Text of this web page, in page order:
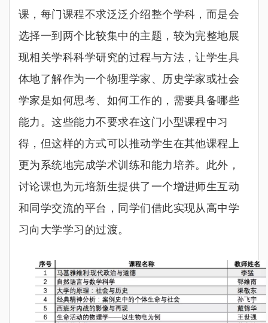
课，每门课程不求泛泛介绍整个学科，而是会
选择一到两个比较集中的主题，较为完整地展
现相关学科科学研究的过程与方法，让学生具
体地了解作为一个物理学家、历史学家或社会
学家是如何思考、如何工作的，需要具备哪些
能力。这些能力不要求在这门小型课程中习
得，但这样的方式可以推动学生在其他课程上
更为系统地完成学术训练和能力培养。此外，
讨论课也为元培新生提供了一个增进师生互动
和同学交流的平台，同学们借此实现从高中学
习向大学学习的过渡。